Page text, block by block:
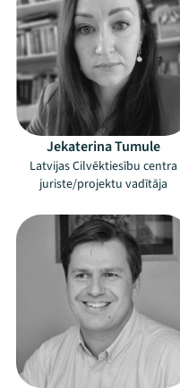
Jekaterina Tumule
Latvijas Cilvēktiesību centra
juriste/projektu vadītāja